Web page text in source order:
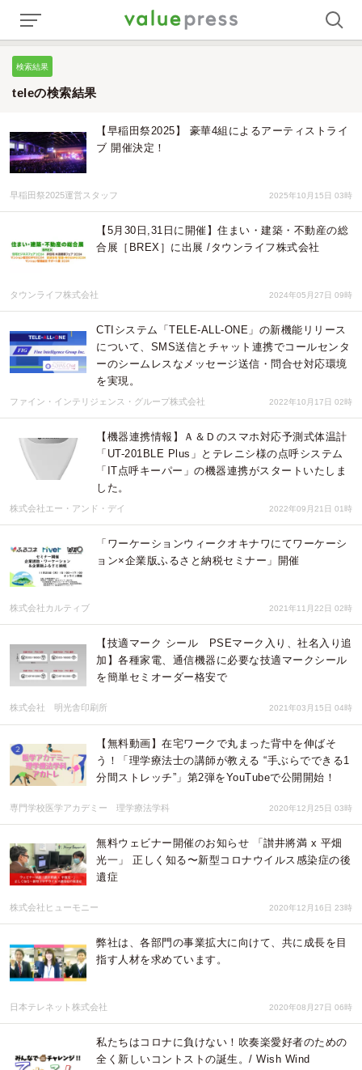
検索結果
teleの検索結果
【早稲田祭2025】 豪華4組によるアーティストライ
ブ 開催決定！
早稲田祭2025運営スタッフ 2025年10月15日 03時
【5月30日,31日に開催】住まい・建築・不動産の総
合展［BREX］に出展 /タウンライフ株式会社
タウンライフ株式会社 2024年05月27日 09時
CTIシステム「TELE-ALL-ONE」の新機能リリース
について、SMS送信とチャット連携でコールセンタ
ーのシームレスなメッセージ送信・問合せ対応環境
を実現。
ファイン・インテリジェンス・グループ株式会社 2022年10月17日 02時
【機器連携情報】Ａ＆Ｄのスマホ対応予測式体温計
「UT-201BLE Plus」とテレニシ様の点呼システム
「IT点呼キーパー」の機器連携がスタートいたしま
した。
株式会社エー・アンド・デイ 2022年09月21日 01時
「ワーケーションウィークオキナワにてワーケーシ
ョン×企業版ふるさと納税セミナー」開催
株式会社カルティブ 2021年11月22日 02時
【技適マーク シール PSEマーク入り、社名入り追
加】各種家電、通信機器に必要な技適マークシール
を簡単セミオーダー格安で
株式会社 明光舎印刷所 2021年03月15日 04時
【無料動画】在宅ワークで丸まった背中を伸ばそ
う！「理学療法士の講師が教える “手ぶらでできる1
分間ストレッチ”」第2弾をYouTubeで公開開始！
専門学校医学アカデミー 理学療法学科 2020年12月25日 03時
無料ウェビナー開催のお知らせ 「讃井將満 x 平畑
光一」 正しく知る〜新型コロナウイルス感染症の後
遺症
株式会社ヒューモニー 2020年12月16日 23時
弊社は、各部門の事業拡大に向けて、共に成長を目
指す人材を求めています。
日本テレネット株式会社 2020年08月27日 06時
私たちはコロナに負けない！吹奏楽愛好者のための
全く新しいコントストの誕生。/ Wish Wind